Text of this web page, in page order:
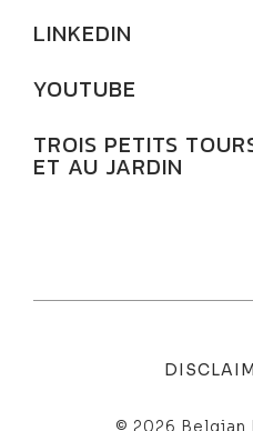
LINKEDIN
YOUTUBE
TROIS PETITS
ET AU JARDIN
© 2026 Belgian